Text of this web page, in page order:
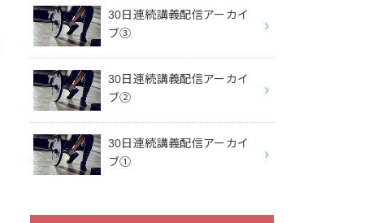
30日連続講義配信アーカイ
ブ③
30日連続講義配信アーカイ
ブ②
30日連続講義配信アーカイ
ブ①